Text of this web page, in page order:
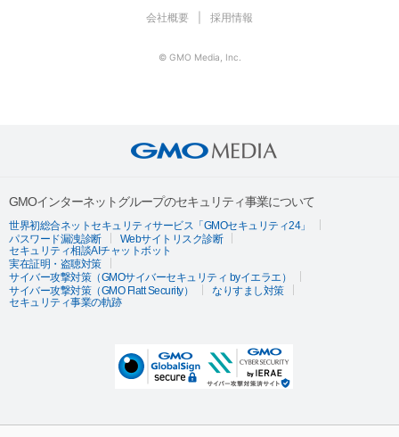
会社概要 採用情報
© GMO Media, Inc.
GMOインターネットグループのセキュリティ事業について
世界初総合ネットセキュリティサービス「GMOセキュリティ24」
パスワード漏洩診断
Webサイトリスク診断
セキュリティ相談AIチャットボット
実在証明・盗聴対策
サイバー攻撃対策（GMOサイバーセキュリティ byイエラエ）
サイバー攻撃対策（GMO Flatt Security）
なりすまし対策
セキュリティ事業の軌跡